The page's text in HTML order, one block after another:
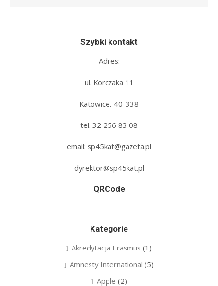
Szybki kontakt
Adres:
ul. Korczaka 11
Katowice, 40-338
tel. 32 256 83 08‬
email: sp45kat@gazeta.pl
dyrektor@sp45kat.pl
QRCode
Kategorie
Akredytacja Erasmus (1)
Amnesty International (5)
Apple (2)